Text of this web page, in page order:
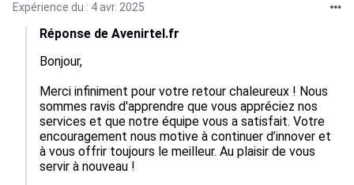
Expérience du : 4 avr. 2025
Réponse de Avenirtel.fr
Bonjour,
Merci infiniment pour votre retour chaleureux ! Nous
sommes ravis d'apprendre que vous appréciez nos
services et que notre équipe vous a satisfait. Votre
encouragement nous motive à continuer d’innover et
à vous offrir toujours le meilleur. Au plaisir de vous
servir à nouveau !